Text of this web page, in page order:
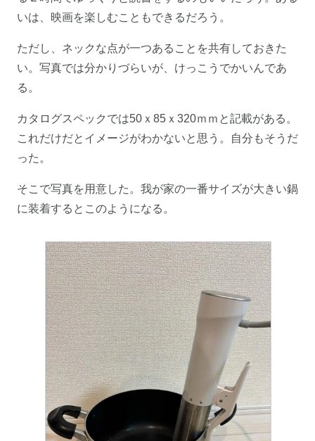
いは、映画を楽しむこともできるだろう。
ただし、ネックな点が一つあることを共有しておきた
い。写真では分かりづらいが、けっこうでかいんであ
る。
カタログスペックでは50ｘ85ｘ320ｍｍと記載がある。
これだけだとイメージがわかないと思う。自分もそうだ
った。
そこで写真を用意した。我が家の一番サイズが大きい鍋
に装着するとこのようになる。